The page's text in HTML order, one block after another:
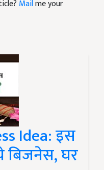
Mailme your
Idea: इस
घर